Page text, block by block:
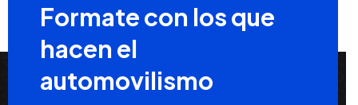
Formate con los que
hacen el
automovilismo